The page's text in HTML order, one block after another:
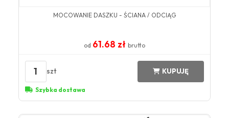
MOCOWANIE DASZKU - ŚCIANA / ODCIĄG
od 61.68 zł brutto
1 szt KUPUJĘ
Szybka dostawa